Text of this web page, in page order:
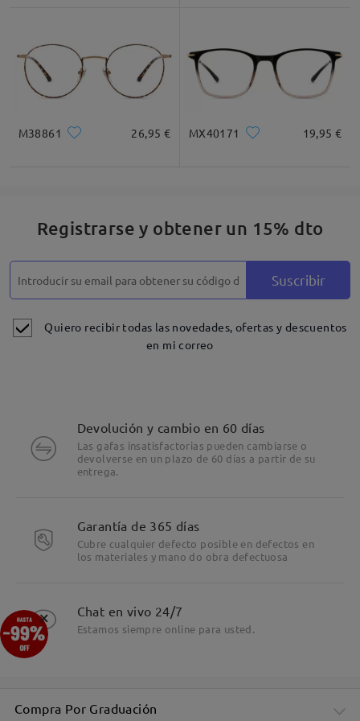
Descripción del Producto
Detalles
M38861 26,95 € MX40171 19,95 €
Registrarse y obtener un 15% dto
Suscribir
Quiero recibir todas las novedades, ofertas y descuentos
en mi correo
Devolución y cambio en 60 días
Las gafas insatisfactorias pueden cambiarse o
devolverse en un plazo de 60 días a partir de su
entrega.
Garantía de 365 días
Cubre cualquier defecto posible en defectos en
los materiales y mano do obra defectuosa
Chat en vivo 24/7
Estamos siempre online para usted.
Compra Por Graduación
×